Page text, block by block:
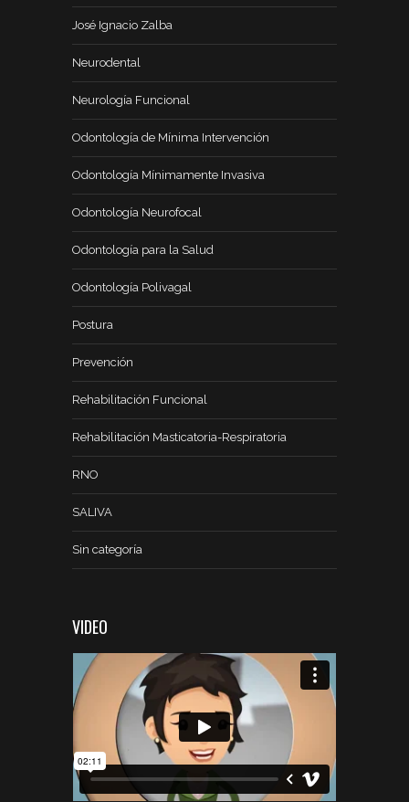
José Ignacio Zalba
Neurodental
Neurología Funcional
Odontología de Mínima Intervención
Odontología Mínimamente Invasiva
Odontología Neurofocal
Odontología para la Salud
Odontología Polivagal
Postura
Prevención
Rehabilitación Funcional
Rehabilitación Masticatoria-Respiratoria
RNO
SALIVA
Sin categoría
VIDEO